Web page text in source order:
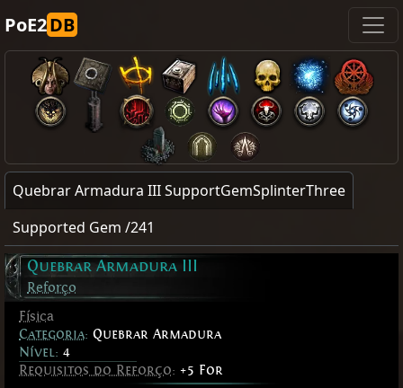
PoE2DB
Quebrar Armadura III SupportGemSplinterThree
Supported Gem /241
Quebrar Armadura III
Reforço
Física
Categoria: Quebrar Armadura
Nível: 4
Requisitos do Reforço: +5 For